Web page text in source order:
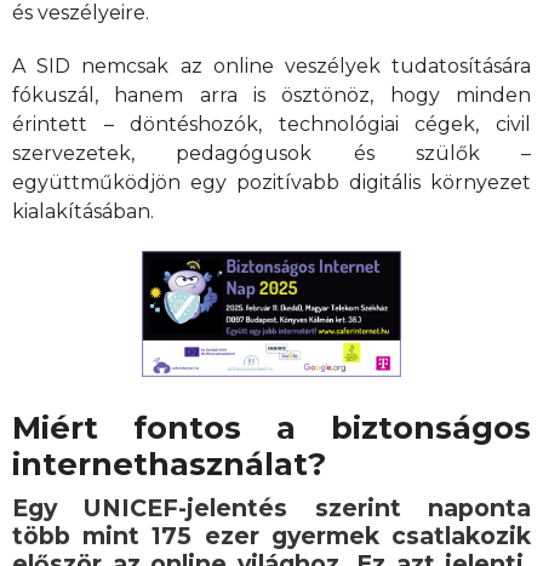
és veszélyeire.
A SID nemcsak az online veszélyek tudatosítására
fókuszál, hanem arra is ösztönöz, hogy minden
érintett – döntéshozók, technológiai cégek, civil
szervezetek, pedagógusok és szülők –
együttműködjön egy pozitívabb digitális környezet
kialakításában.
Miért fontos a biztonságos
internethasználat?
Egy UNICEF-jelentés szerint naponta
több mint 175 ezer gyermek csatlakozik